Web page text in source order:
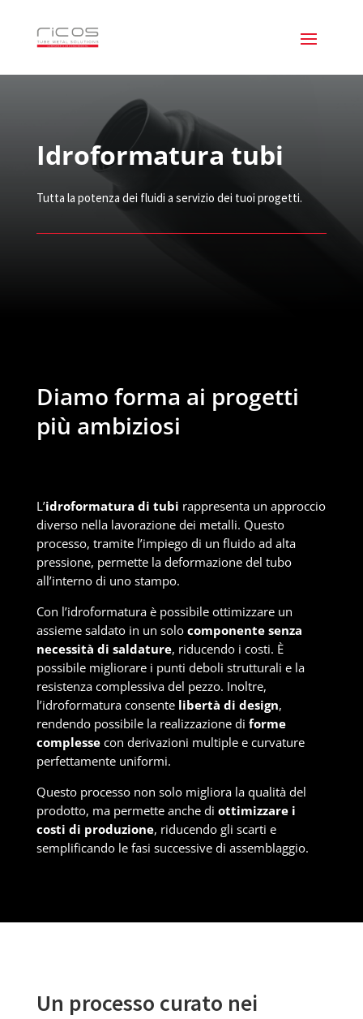
Idroformatura tubi
Tutta la potenza dei fluidi a servizio dei tuoi progetti.
Diamo forma ai progetti
più ambiziosi
L’idroformatura di tubi rappresenta un approccio
diverso nella lavorazione dei metalli. Questo
processo, tramite l’impiego di un fluido ad alta
pressione, permette la deformazione del tubo
all’interno di uno stampo.
Con l’idroformatura è possibile ottimizzare un
assieme saldato in un solo componente senza
necessità di saldature, riducendo i costi. È
possibile migliorare i punti deboli strutturali e la
resistenza complessiva del pezzo. Inoltre,
l’idroformatura consente libertà di design,
rendendo possibile la realizzazione di forme
complessecon derivazioni multiple e curvature
perfettamente uniformi.
Questo processo non solo migliora la qualità del
prodotto, ma permette anche di ottimizzare i
costi di produzione, riducendo gli scarti e
semplificando le fasi successive di assemblaggio.
Un processo curato nei